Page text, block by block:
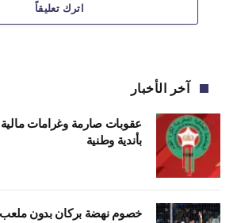
اترك تعليقاً
آخر الأخبار
عقوبات صارمة وغرامات
بأندية وطنية
خصوم نهضة بركان بدون